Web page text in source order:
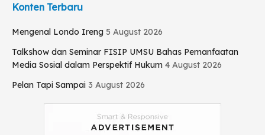
Konten Terbaru
Mengenal Londo Ireng 5 August 2026
Talkshow dan Seminar FISIP UMSU Bahas Pemanfaatan
Media Sosial dalam Perspektif Hukum 4 August 2026
Pelan Tapi Sampai 3 August 2026